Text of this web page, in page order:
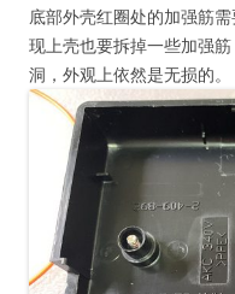
底部外壳红圈处的加强筋
现上壳也要拆掉一些加强
洞，外观上依然是无损的。